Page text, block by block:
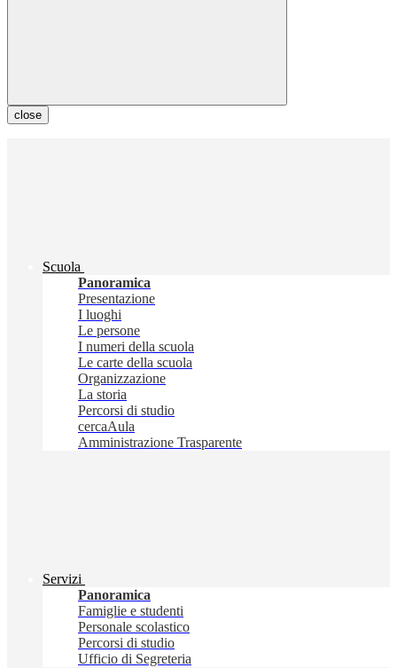
close
Scuola
Panoramica
Presentazione
I luoghi
Le persone
I numeri della scuola
Le carte della scuola
Organizzazione
La storia
Percorsi di studio
cercaAula
Amministrazione Trasparente
Servizi
Panoramica
Famiglie e studenti
Personale scolastico
Percorsi di studio
Ufficio di Segreteria